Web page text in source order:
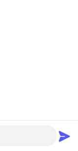
Ltd. সমস্ত অধিকার